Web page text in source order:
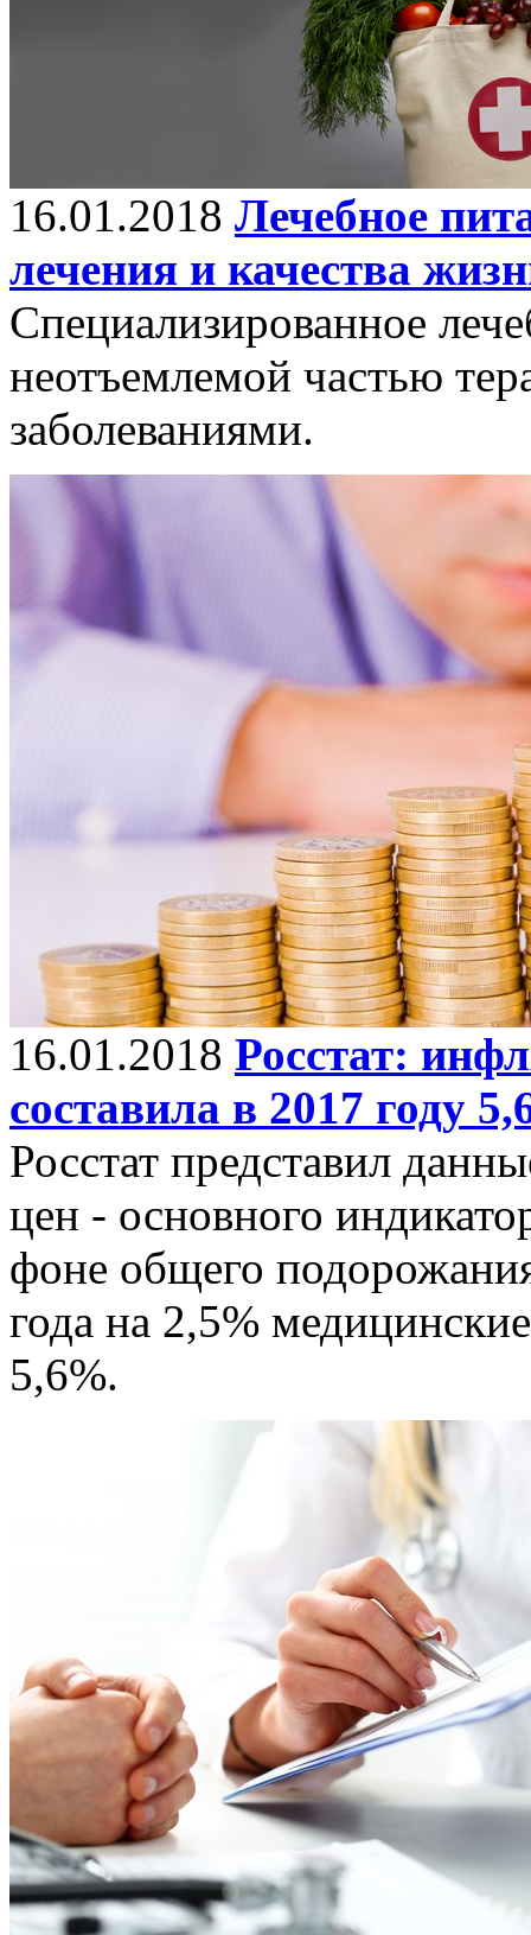
16.01.2018 Лечебное
лечения и качества
Специализированное
неотъемлемой частью
заболеваниями.
16.01.2018 Росстат:
составила в 2017 году
Росстат представил
цен - основного
фоне общего
года на 2,5%
5,6%.